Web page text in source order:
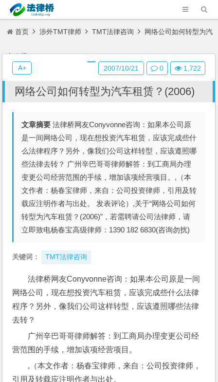
首页 涉外TMT律师 TMT法律咨询 网络公司如何转型为汽
车租赁？(2006)
网络公司如何转型为汽车租赁？(2006)
文章摘要 法律桥网友Conyvonne咨询：如果本公司原
是一间网络公司，现在想投资汽车租赁，应该完成些什
么法律程序？另外，像我们公司这样转型，应该遵照哪
些法律去转？ 广州辛巴哥哥律师解答：到工商局办理
变更公司经营范围的手续，增加该项经营项目。,（本
文作者：杨春宝律师，来自：公司投资律师，引用及转
载应注明作者与出处。 发表评论）,关于“网络公司如何
转型为汽车租赁？(2006)”，若需聘请公司法律师，请
立即致电杨春宝高级律师：1390 182 6830(咨询勿扰)
关键词： TMT法律咨询
法律桥网友Conyvonne咨询：如果本公司原是一间
网络公司，现在想投资汽车租赁，应该完成些什么法律
程序？另外，像我们公司这样转型，应该遵照哪些法律
去转？
广州辛巴哥哥律师解答：到工商局办理变更公司经
营范围的手续，增加该项经营项目。
,（本文作者：杨春宝律师，来自：公司投资律师，
引用及转载应注明作者与出处。
2007/10/21 0 1,722
A+